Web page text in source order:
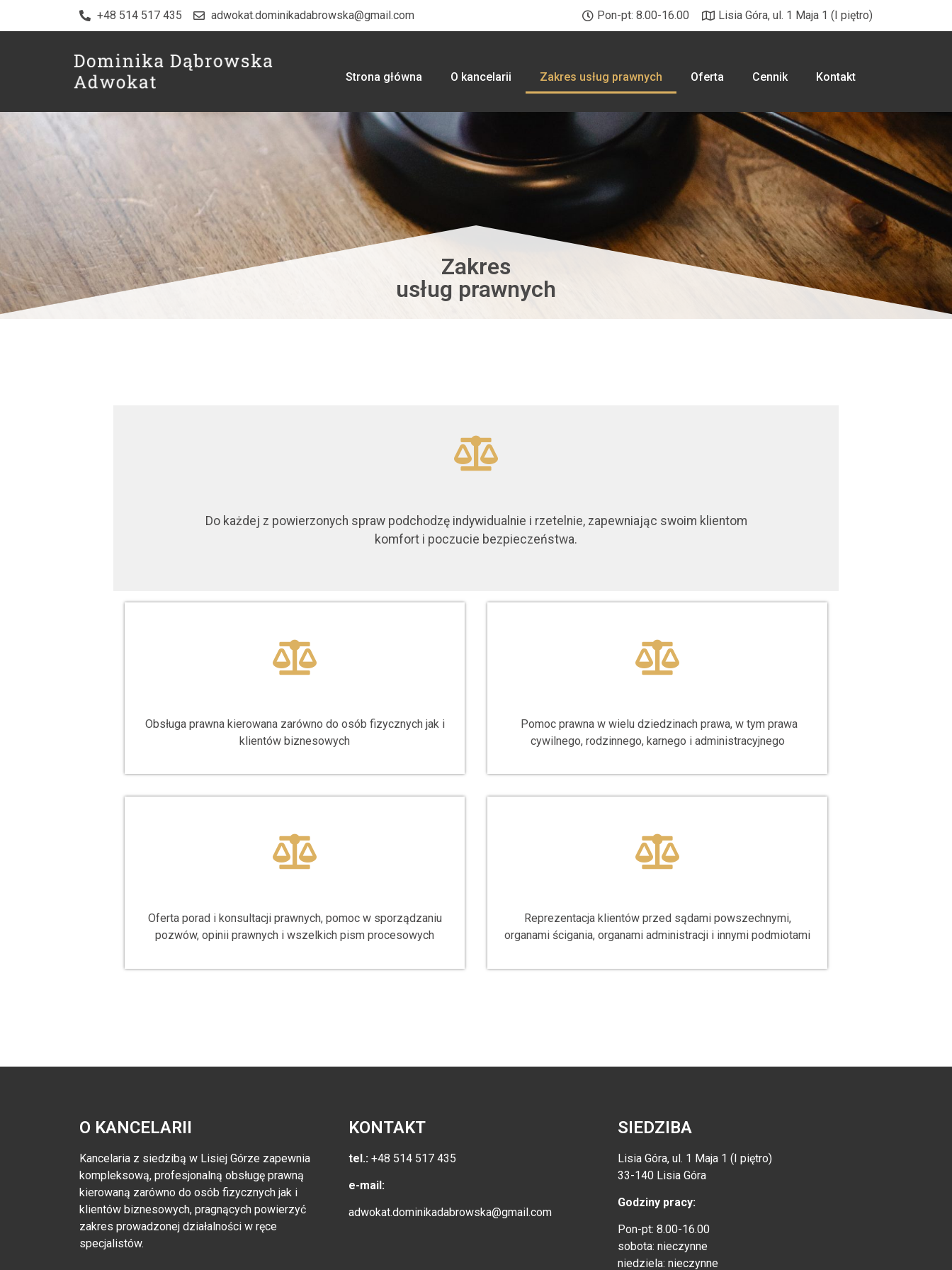
+48 514 517 435 adwokat.dominikadabrowska@gmail.com Pon-pt: 8.00-16.00 Lisia Góra, ul. 1 Maja 1 (I piętro)
Strona główna O kancelarii Zakres usług prawnych Oferta Cennik Kontakt
Zakres
usług prawnych
Do każdej z powierzonych spraw podchodzę indywidualnie i rzetelnie, zapewniając swoim klientom
komfort i poczucie bezpieczeństwa.
Obsługa prawna kierowana zarówno do osób fizycznych jak i
klientów biznesowych
Pomoc prawna w wielu dziedzinach prawa, w tym prawa
cywilnego, rodzinnego, karnego i administracyjnego
Oferta porad i konsultacji prawnych, pomoc w sporządzaniu
pozwów, opinii prawnych i wszelkich pism procesowych
Reprezentacja klientów przed sądami powszechnymi,
organami ścigania, organami administracji i innymi podmiotami
O KANCELARII
Kancelaria z siedzibą w Lisiej Górze zapewnia
kompleksową, profesjonalną obsługę prawną
kierowaną zarówno do osób fizycznych jak i
klientów biznesowych, pragnących powierzyć
zakres prowadzonej działalności w ręce
specjalistów.
KONTAKT
tel.: +48 514 517 435
e-mail:
adwokat.dominikadabrowska@gmail.com
SIEDZIBA
Lisia Góra, ul. 1 Maja 1 (I piętro)
33-140 Lisia Góra
Godziny pracy:
Pon-pt: 8.00-16.00
sobota: nieczynne
niedziela: nieczynne